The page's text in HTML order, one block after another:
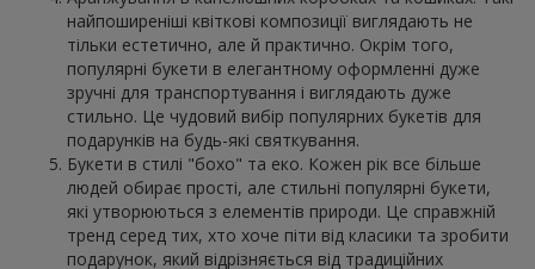
найпоширеніші квіткові композиції виглядають не
тільки естетично, але й практично. Окрім того,
популярні букети в елегантному оформленні дуже
зручні для транспортування і виглядають дуже
стильно. Це чудовий вибір популярних букетів для
подарунків на будь-які святкування.
Букети в стилі "бохо" та еко. Кожен рік все більше
людей обирає прості, але стильні популярні букети,
які утворюються з елементів природи. Це справжній
тренд серед тих, хто хоче піти від класики та зробити
подарунок, який відрізняється від традиційних